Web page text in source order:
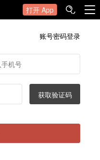
打开 App
账号密码登录
获取验证码